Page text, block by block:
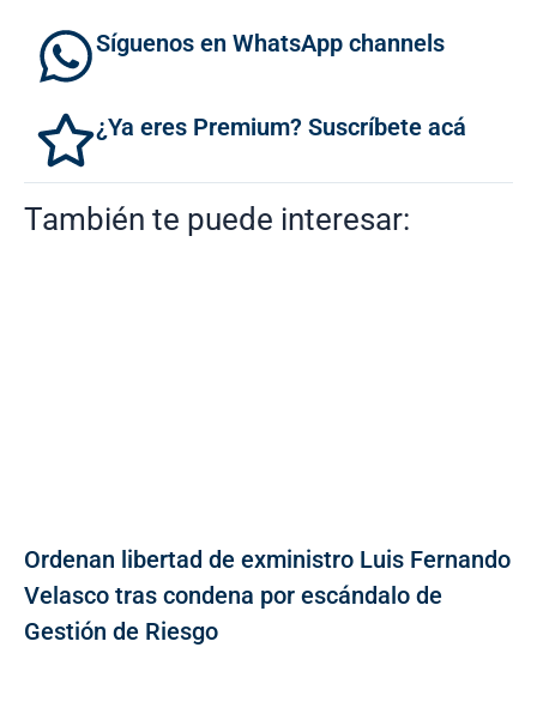
Síguenos en WhatsApp channels
¿Ya eres Premium? Suscríbete acá
También te puede interesar:
Ordenan libertad de exministro Luis Fernando
Velasco tras condena por escándalo de
Gestión de Riesgo